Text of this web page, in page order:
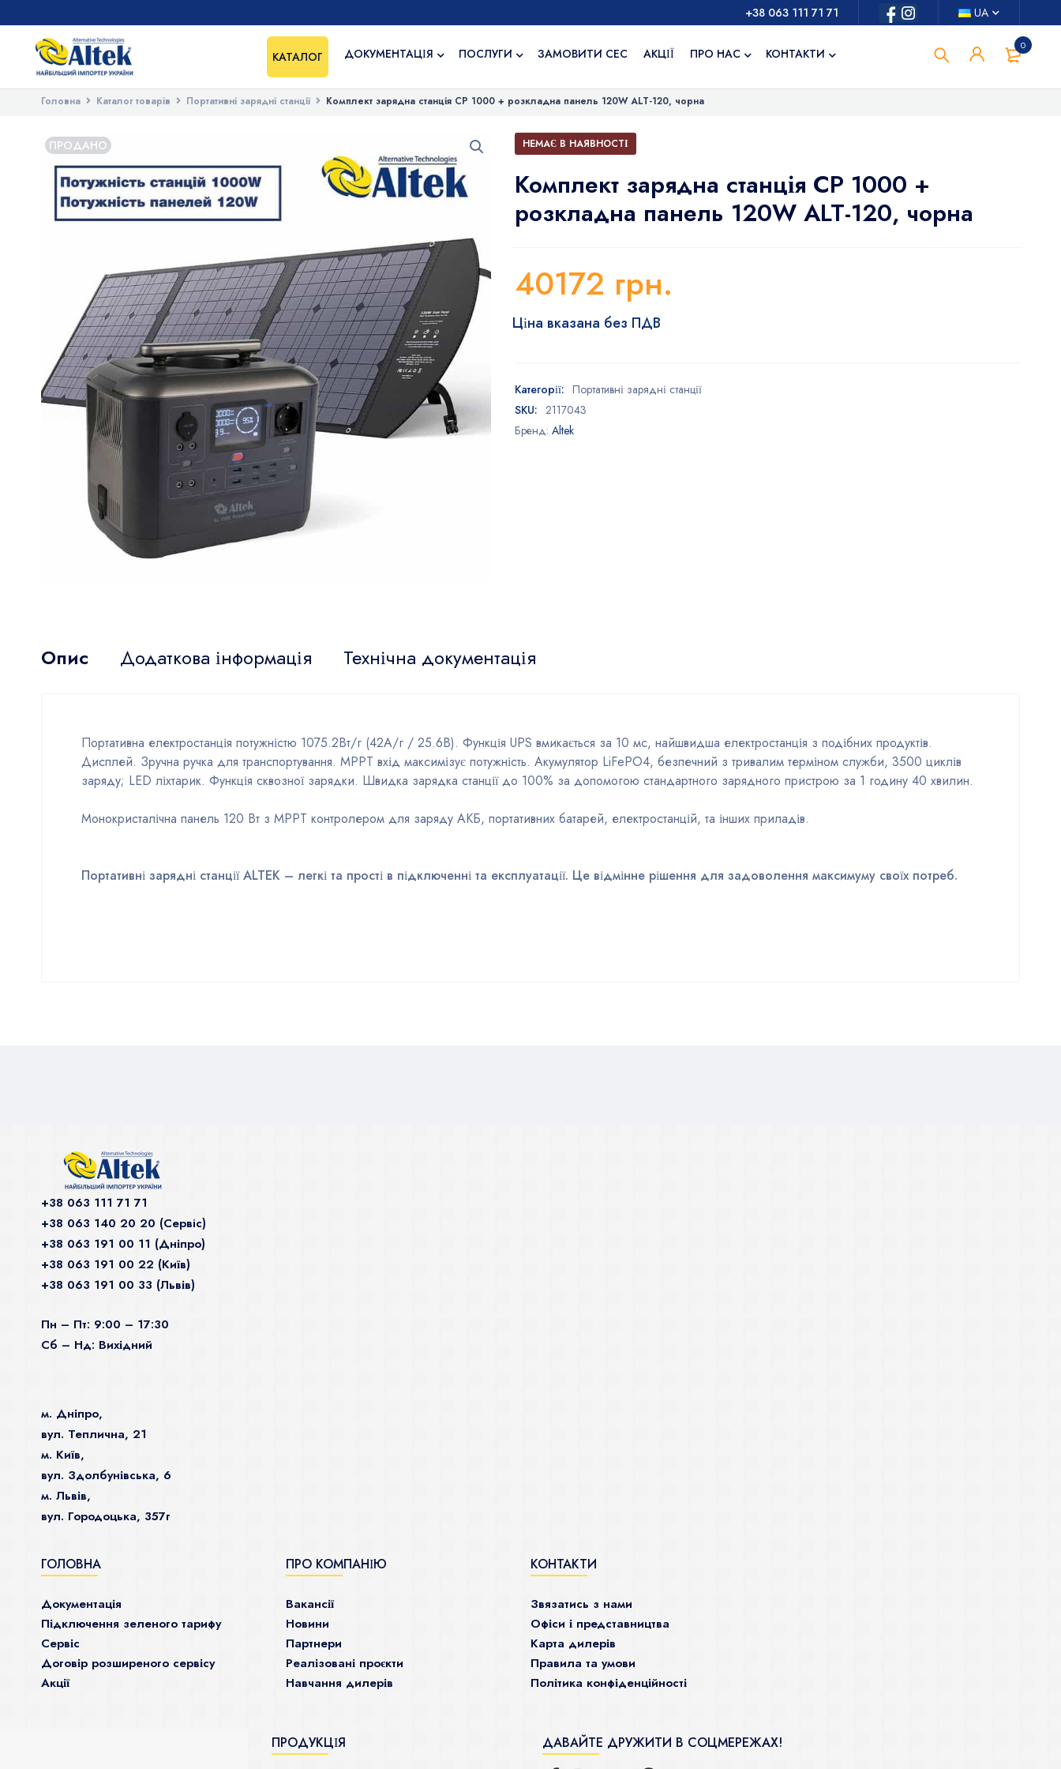
UA
+38 063 111 71 71
0
КАТАЛОГ ДОКУМЕНТАЦІЯ ПОСЛУГИ ЗАМОВИТИ СЕС АКЦІЇ ПРО НАС КОНТАКТИ
Головна Каталог товарів Портативні зарядні станції Комплект зарядна станція CP 1000 + розкладна панель 120W ALT-120, чорна
ПРОДАНО НЕМАЄ В НАЯВНОСТІ
Комплект зарядна станція CP 1000 +
розкладна панель 120W ALT-120, чорна
40172 грн.
Ціна вказана без ПДВ
Категорії: Портативні зарядні станції
SKU: 2117043
Бренд:Altek
Опис Додаткова інформація Технічна документація
Портативна електростанція потужністю 1075.2Вт/г (42A/г / 25.6В). Функція UPS вмикається за 10 мс, найшвидша електростанція з подібних продуктів.
Дисплей. Зручна ручка для транспортування. MPPT вхід максимізує потужність. Акумулятор LiFePO4, безпечний з тривалим терміном служби, 3500 циклів
заряду; LED ліхтарик. Функція сквозної зарядки. Швидка зарядка станції до 100% за допомогою стандартного зарядного пристрою за 1 годину 40 хвилин.
Монокристалічна панель 120 Вт з MPPT контролером для заряду АКБ, портативних батарей, електростанцій, та інших приладів.
Портативні зарядні станції ALTEK – легкі та прості в підключенні та експлуатації. Це відмінне рішення для задоволення максимуму своїх потреб.
+38 063 111 71 71
+38 063 140 20 20 (Сервiс)
+38 063 191 00 11 (Дніпро)
+38 063 191 00 22 (Київ)
+38 063 191 00 33 (Львів)
Пн – Пт: 9:00 – 17:30
Сб – Нд: Вихідний
м. Дніпро,
вул. Теплична, 21
м. Київ,
вул. Здолбунівська, 6
м. Львів,
вул. Городоцька, 357г
ГОЛОВНА
Документація
Підключення зеленого тарифу
Сервіс
Договір розширеного сервісу
Акції
ПРО КОМПАНІЮ
Ваканcії
Новини
Партнери
Реалізовані проєкти
Навчання дилерів
КОНТАКТИ
Звязатись з нами
Офіси і представництва
Карта дилерів
Правила та умови
Політика конфіденційності
ПРОДУКЦІЯ ДАВАЙТЕ ДРУЖИТИ В СОЦМЕРЕЖАХ!